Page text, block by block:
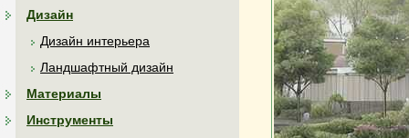
Дизайн
Дизайн интерьера
Ландшафтный дизайн
Материалы
Инструменты